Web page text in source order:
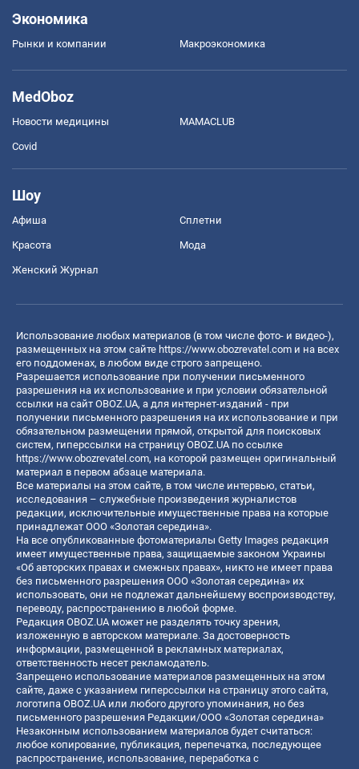
Экономика
Рынки и компании Mакроэкономика
MedOboz
Новости медицины MAMACLUB
Covid
Шоу
Афиша Сплетни
Красота Мода
Женский Журнал
Использование любых материалов (в том числе фото- и видео-),
размещенных на этом сайте https://www.obozrevatel.com и на всех
его поддоменах, в любом виде строго запрещено.
Разрешается использование при получении письменного
разрешения на их использование и при условии обязательной
ссылки на сайт OBOZ.UA, а для интернет-изданий - при
получении письменного разрешения на их использование и при
обязательном размещении прямой, открытой для поисковых
систем, гиперссылки на страницу OBOZ.UA по ссылке
https://www.obozrevatel.com, на которой размещен оригинальный
материал в первом абзаце материала.
Все материалы на этом сайте, в том числе интервью, статьи,
исследования – служебные произведения журналистов
редакции, исключительные имущественные права на которые
принадлежат ООО «Золотая середина».
На все опубликованные фотоматериалы Getty Images редакция
имеет имущественные права, защищаемые законом Украины
«Об авторских правах и смежных правах», никто не имеет права
без письменного разрешения ООО «Золотая середина» их
использовать, они не подлежат дальнейшему воспроизводству,
переводу, распространению в любой форме.
Редакция OBOZ.UA может не разделять точку зрения,
изложенную в авторском материале. За достоверность
информации, размещенной в рекламных материалах,
ответственность несет рекламодатель.
Запрещено использование материалов размещенных на этом
сайте, даже с указанием гиперссылки на страницу этого сайта,
логотипа OBOZ.UA или любого другого упоминания, но без
письменного разрешения Редакции/ООО «Золотая середина»
Незаконным использованием материалов будет считаться:
любое копирование, публикация, перепечатка, последующее
распространение, использование, переработка с